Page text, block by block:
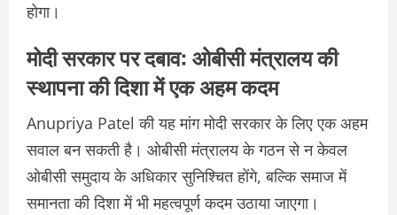
होगा।
मोदी सरकार पर दबाव: ओबीसी मंत्रालय की
स्थापना की दिशा में एक अहम कदम
Anupriya Patel की यह मांग मोदी सरकार के लिए एक अहम
सवाल बन सकती है। ओबीसी मंत्रालय के गठन से न केवल
ओबीसी समुदाय के अधिकार सुनिश्चित होंगे, बल्कि समाज में
समानता की दिशा में भी महत्वपूर्ण कदम उठाया जाएगा।